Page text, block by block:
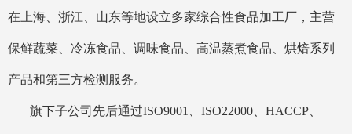
在上海、浙江、山东等地设立多家综合性食品加工厂，主营
保鲜蔬菜、冷冻食品、调味食品、高温蒸煮食品、烘焙系列
产品和第三方检测服务。
旗下子公司先后通过ISO9001、ISO22000、HACCP、